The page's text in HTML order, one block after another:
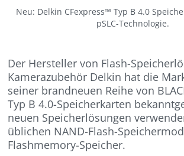
Neu: Delkin CFexpress™ Typ B 4.0
pSLC-Technologie.
Der Hersteller von Flash-
Kamerazubehör Delkin hat die
seiner brandneuen Reihe von
Typ B 4.0-Speicherkarten
neuen Speicherlösungen
üblichen NAND-Flash-
Flashmemory-Speicher.